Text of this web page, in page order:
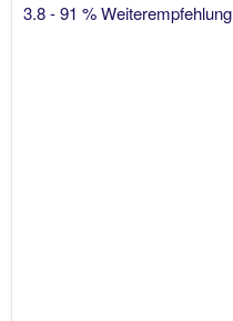
3.8 - 91 % Weiterempfehlung